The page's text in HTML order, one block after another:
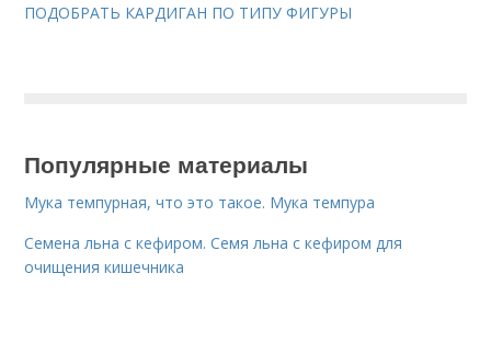
ПОДОБРАТЬ КАРДИГАН ПО ТИПУ ФИГУРЫ
Популярные материалы
Мука темпурная, что это такое. Мука темпура
Семена льна с кефиром. Семя льна с кефиром для
очищения кишечника